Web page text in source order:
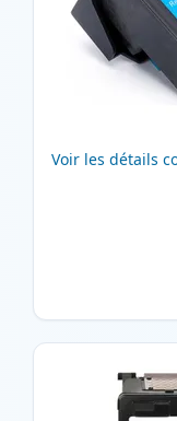
Voir les détails